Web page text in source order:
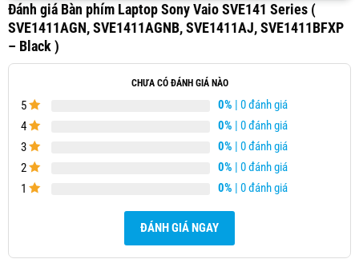
Đánh giá Bàn phím Laptop Sony Vaio SVE141 Series (
SVE1411AGN, SVE1411AGNB, SVE1411AJ, SVE1411BFXP
– Black )
CHƯA CÓ ĐÁNH GIÁ NÀO
5 0% | 0 đánh giá
4
0% | 0 đánh giá
3
0% | 0 đánh giá
2
0% | 0 đánh giá
1
0% | 0 đánh giá
ĐÁNH GIÁ NGAY